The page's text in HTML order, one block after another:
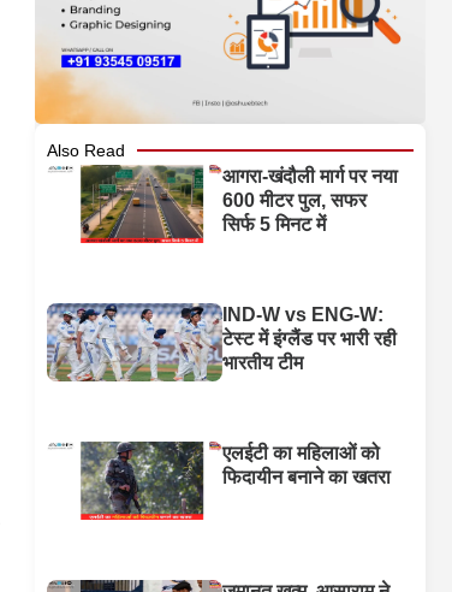
Also Read
आगरा-खंदौली मार्ग पर नया
600 मीटर पुल, सफर
सिर्फ 5 मिनट में
IND-W vs ENG-W:
टेस्ट में इंग्लैंड पर भारी रही
भारतीय टीम
एलईटी का महिलाओं को
फिदायीन बनाने का खतरा